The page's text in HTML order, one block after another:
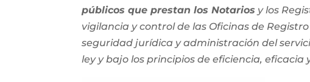
públicos que prestan los Notarios y los
vigilancia y control de las Oficinas de
seguridad jurídica y administración del
ley y bajo los principios de eficiencia, eficacia